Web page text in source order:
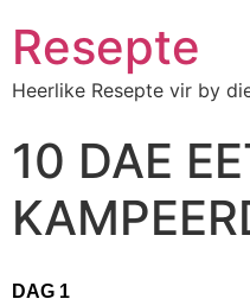
Resepte
Heerlike Resepte vir by
10 DAE
DAG 1